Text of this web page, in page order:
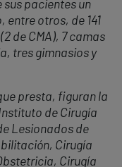
pacientes un
otros, de 141
de CMA), 7 camas
tres gimnasios y
presta, figuran la
de Cirugía
Lesionados de
Cirugía
Cirugía